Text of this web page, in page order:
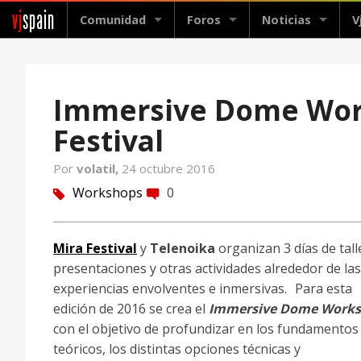
vjspain Comunidad Foros Noticias
Immersive Dome
Festival
Por volatil, 24 octubre 2016
tag Workshops comment 0
Mira Festival y Telenoika organizan 3 días de
presentaciones y otras actividades alrededor de las
experiencias envolventes e inmersivas. Para esta
edición de 2016 se crea el Immersive Dome
con el objetivo de profundizar en los fundamentos
teóricos, los distintas opciones técnicas y